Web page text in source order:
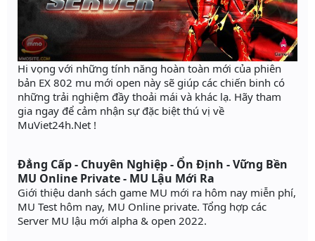
Hi vọng với những tính năng hoàn toàn mới của phiên
bản EX 802 mu mới open này sẽ giúp các chiến binh có
những trải nghiệm đầy thoải mái và khác lạ. Hãy tham
gia ngay để cảm nhận sự đặc biệt thú vị về
MuViet24h.Net !
Đẳng Cấp - Chuyên Nghiệp - Ổn Định - Vững Bền
MU Online Private - MU Lậu Mới Ra
Giới thiệu danh sách game MU mới ra hôm nay miễn phí,
MU Test hôm nay, MU Online private. Tổng hợp các
Server MU lậu mới alpha & open 2022.